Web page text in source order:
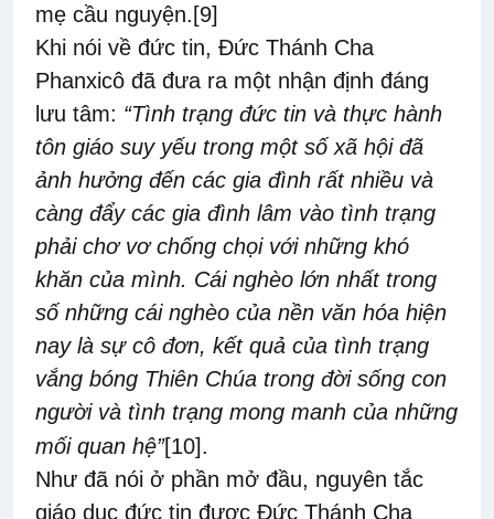
mẹ cầu nguyện. [9]
Khi nói về đức tin, Đức Thánh Cha
Phanxicô đã đưa ra một nhận định đáng
lưu tâm: “Tình trạng đức tin và thực hành
tôn giáo suy yếu trong một số xã hội đã
ảnh hưởng đến các gia đình rất nhiều và
càng đẩy các gia đình lâm vào tình trạng
phải chơ vơ chống chọi với những khó
khăn của mình. Cái nghèo lớn nhất trong
số những cái nghèo của nền văn hóa hiện
nay là sự cô đơn, kết quả của tình trạng
vắng bóng Thiên Chúa trong đời sống con
người và tình trạng mong manh của những
mối quan hệ”[10].
Như đã nói ở phần mở đầu, nguyên tắc
giáo dục đức tin được Đức Thánh Cha